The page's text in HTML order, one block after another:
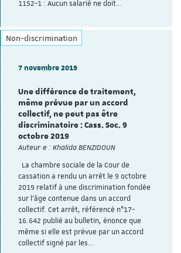
1152-1 : Aucun salarié ne doit…
Non-discrimination
7 novembre 2019
Une différence de traitement,
même prévue par un accord
collectif, ne peut pas être
discriminatoire : Cass. Soc. 9
octobre 2019
Auteur·e : Khalida BENZIDOUN
La chambre sociale de la Cour de
cassation a rendu un arrêt le 9 octobre
2019 relatif à une discrimination fondée
sur l’âge contenue dans un accord
collectif. Cet arrêt, référencé n°17-
16.642 publié au bulletin, énonce que
même si elle est prévue par un accord
collectif signé par les…